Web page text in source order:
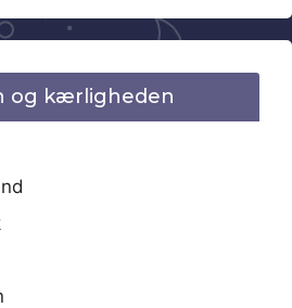
og kærligheden